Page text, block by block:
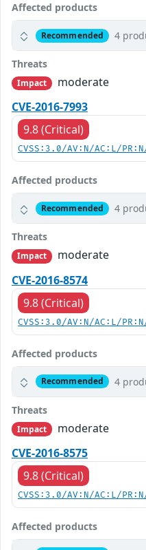
Affected products
Recommended 4
Threats
Impact
moderate
CVE-2016-7993
9.8 (Critical)
CVSS:3.0/AV:N/AC:L/
Affected products
Recommended 4
Threats
Impact
moderate
CVE-2016-8574
9.8 (Critical)
CVSS:3.0/AV:N/AC:L/
Affected products
Recommended 4
Threats
Impact
moderate
CVE-2016-8575
9.8 (Critical)
CVSS:3.0/AV:N/AC:L/
Affected products